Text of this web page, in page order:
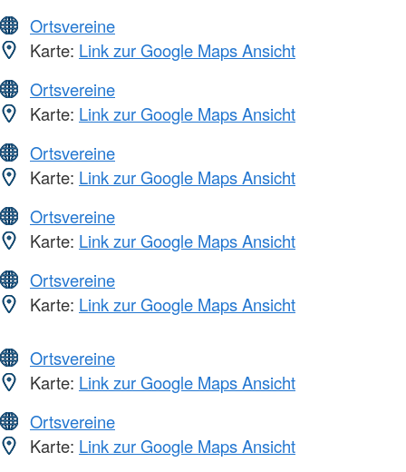
Ortsvereine
Karte: Link zur Google Maps Ansicht
Ortsvereine
Karte: Link zur Google Maps Ansicht
Ortsvereine
Karte: Link zur Google Maps Ansicht
Ortsvereine
Karte: Link zur Google Maps Ansicht
Ortsvereine
Karte: Link zur Google Maps Ansicht
Ortsvereine
Karte: Link zur Google Maps Ansicht
Ortsvereine
Karte: Link zur Google Maps Ansicht